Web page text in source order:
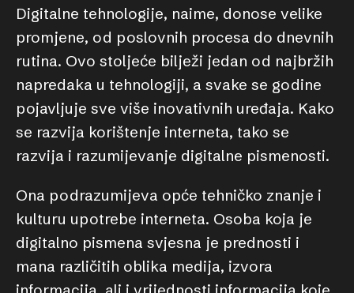
Digitalne tehnologije, naime, donose velike
promjene, od poslovnih procesa do dnevnih
rutina. Ovo stoljeće bilježi jedan od najbržih
napredaka u tehnologiji, a svake se godine
pojavljuje sve više inovativnih uređaja. Kako
se razvija korištenje interneta, tako se
razvija i razumijevanje digitalne pismenosti.
Ona podrazumijeva opće tehničko znanje i
kulturu upotrebe interneta. Osoba koja je
digitalno pismena svjesna je prednosti i
mana različitih oblika medija, izvora